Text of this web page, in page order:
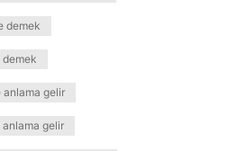
demek
demek
anlama gelir
anlama gelir